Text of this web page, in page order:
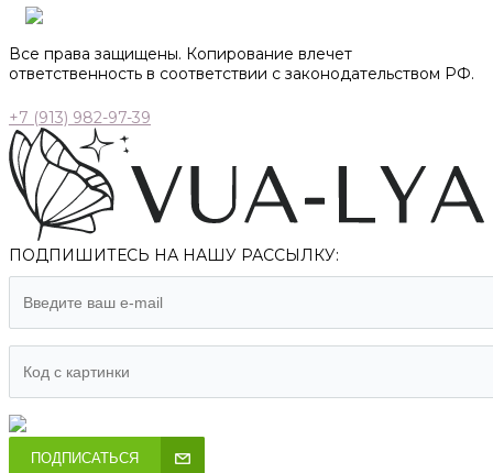
Все права защищены. Копирование влечет
ответственность в соответствии с законодательством РФ.
+7 (913) 982-97-39
ПОДПИШИТЕСЬ НА НАШУ РАССЫЛКУ:
ПОДПИСАТЬСЯ